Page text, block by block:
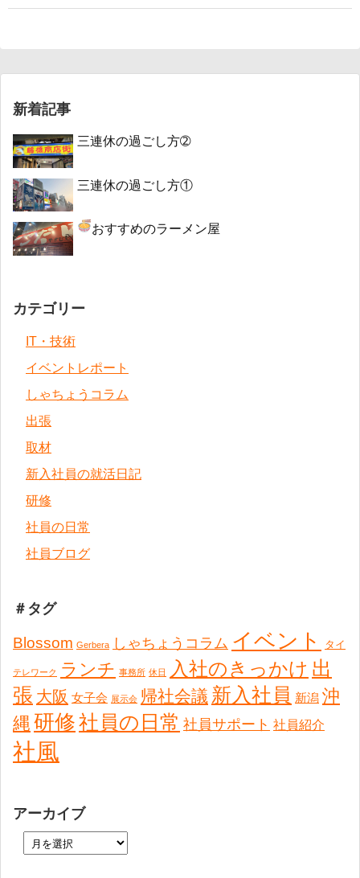
新着記事
三連休の過ごし方➁
三連休の過ごし方①
おすすめのラーメン屋
カテゴリー
IT・技術
イベントレポート
しゃちょうコラム
出張
取材
新入社員の就活日記
研修
社員の日常
社員ブログ
＃タグ
Blossom Gerbera しゃちょうコラム イベント タイ
テレワーク ランチ 事務所 休日 入社のきっかけ 出
張 大阪 女子会 展示会 帰社会議 新入社員 新潟 沖
縄 研修社員の日常 社員サポート 社員紹介
社風
アーカイブ